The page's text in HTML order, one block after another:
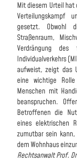
Mit diesem Urteil hat
Verteilungskampf
gesetzt. Obwohl
Straßenraum,
Verdrängung des
Individualverkehrs
aufweist, zeigt das
eine wichtige
Menschen mit
beanspruchen.
Betroffenen die
eines elektrischen
zumutbar sein
dem Wohnhaus
Rechtsanwalt Prof.